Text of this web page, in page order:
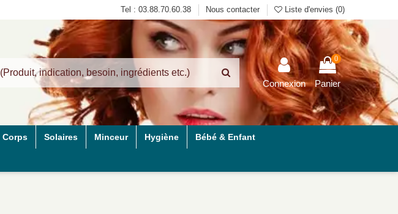
Tel : 03.88.70.60.38 Nous contacter Liste d'envies (0)
Connexion
0
Panier
Corps Solaires Minceur Hygiène Bébé & Enfant